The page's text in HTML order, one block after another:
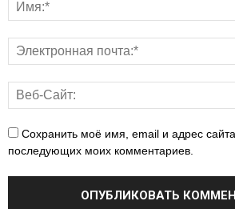
Сохранить моё имя, email и адрес
последующих моих комментариев.